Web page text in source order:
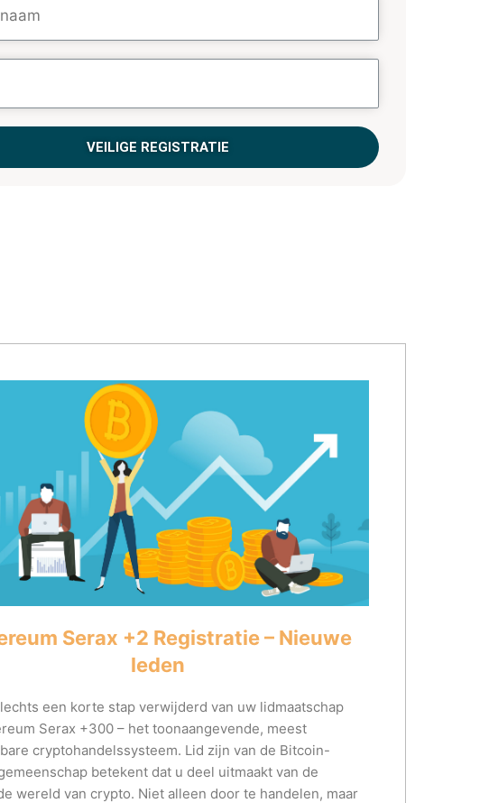
VEILIGE REGISTRATIE
Serax +2 Registratie – Nieuwe
leden
een korte stap verwijderd van uw lidmaatschap
Serax +300 – het toonaangevende, meest
cryptohandelssysteem. Lid zijn van de Bitcoin-
betekent dat u deel uitmaakt van de
wereld van crypto. Niet alleen door te handelen, maar